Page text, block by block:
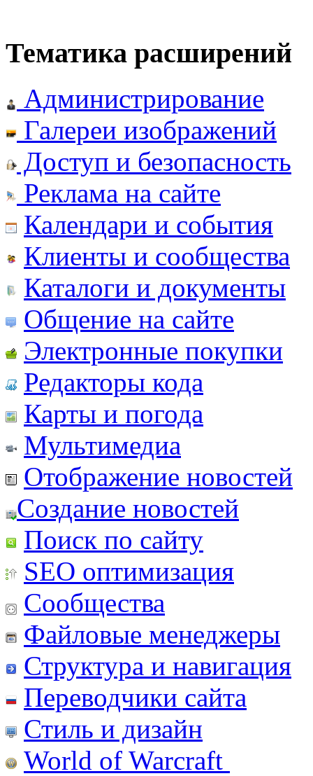
Тематика расширений
Администрирование
Галереи изображений
Доступ и безопасность
Реклама на сайте
Календари и события
Клиенты и сообщества
Каталоги и документы
Общение на сайте
Электронные покупки
Редакторы кода
Карты и погода
Мультимедиа
Отображение новостей
Создание новостей
Поиск по сайту
SEO оптимизация
Сообщества
Файловые менеджеры
Структура и навигация
Переводчики сайта
Стиль и дизайн
World of Warcraft